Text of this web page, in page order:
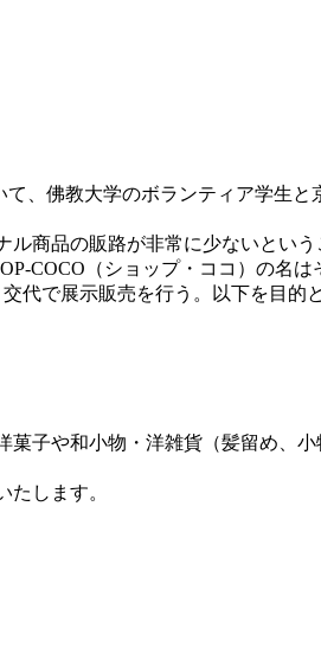
、佛教大学のボランティア学生
商品の販路が非常に少ないとい
COCO（ショップ・ココ）の名は
代で展示販売を行う。以下を目的
子や和小物・洋雑貨（髪留め、小
します。